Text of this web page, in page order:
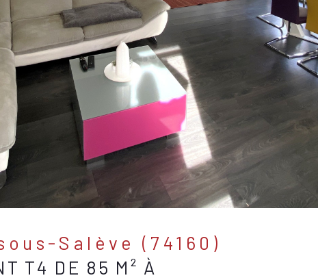
Salève (74160)
T4 DE 85 M² À